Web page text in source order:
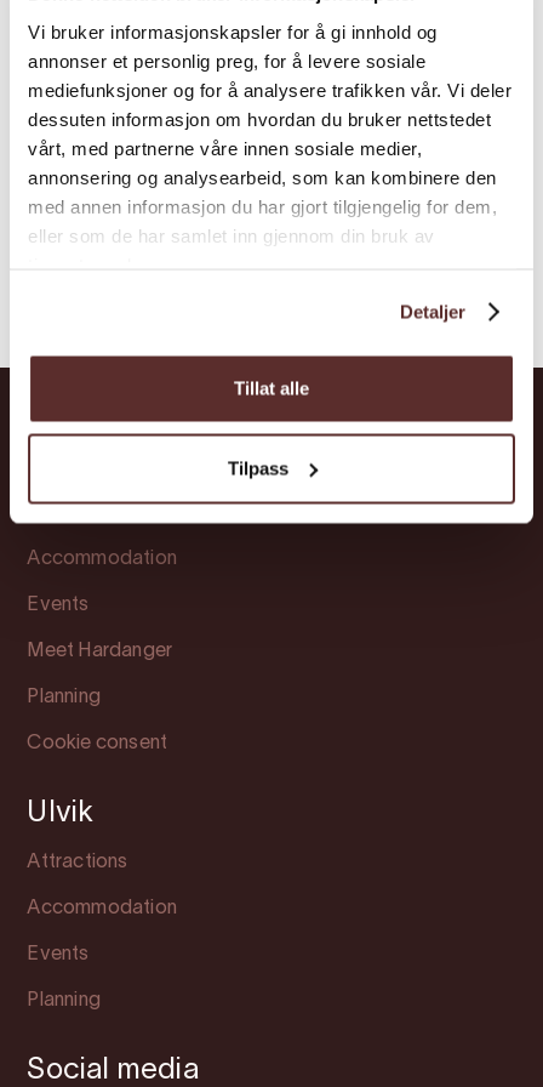
Vi bruker informasjonskapsler for å gi innhold og
annonser et personlig preg, for å levere sosiale
mediefunksjoner og for å analysere trafikken vår. Vi deler
dessuten informasjon om hvordan du bruker nettstedet
vårt, med partnerne våre innen sosiale medier,
annonsering og analysearbeid, som kan kombinere den
med annen informasjon du har gjort tilgjengelig for dem,
eller som de har samlet inn gjennom din bruk av
Detaljer
Tillat alle
Tilpass
Hardangerfjord, online booking or request.
Sea kayak rental on request. Some
experience required.
Accommodation
Events
Meet Hardanger
Planning
Cookie consent
Ulvik
Attractions
Accommodation
Events
Planning
Social media